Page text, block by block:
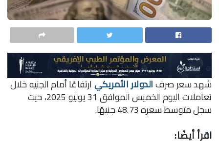
شهد سعر صرفالدولار الأمريكيارتفاعًا أمام الجنيه خلال
تعاملات اليوم الخميس الموافق 31 يوليو 2025، حيث
سجل متوسط سعره 48.73 جنيهًا.
اقرأ أيضًا: